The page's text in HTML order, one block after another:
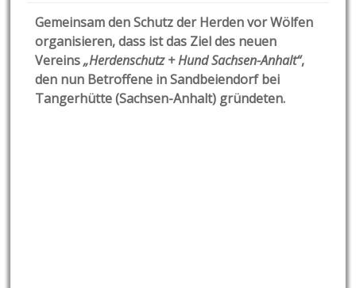
Gemeinsam den Schutz der Herden vor Wölfen
organisieren, dass ist das Ziel des neuen
Vereins„Herdenschutz + Hund Sachsen-Anhalt“,
den nun Betroffene in Sandbeiendorf bei
Tangerhütte (Sachsen-Anhalt) gründeten.